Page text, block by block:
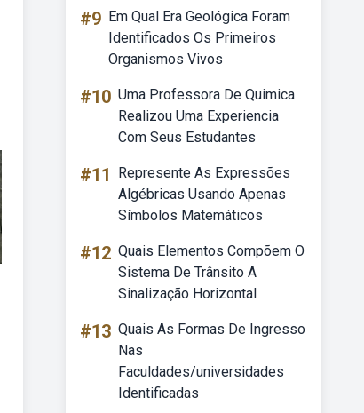
#9 Em Qual Era Geológica Foram
Identificados Os Primeiros
Organismos Vivos
#10 Uma Professora De Quimica
Realizou Uma Experiencia
Com Seus Estudantes
#11
Represente As Expressões
Algébricas Usando Apenas
Símbolos Matemáticos
#12 Quais Elementos Compõem O
Sistema De Trânsito A
Sinalização Horizontal
#13 Quais As Formas De Ingresso
Nas
Faculdades/universidades
Identificadas